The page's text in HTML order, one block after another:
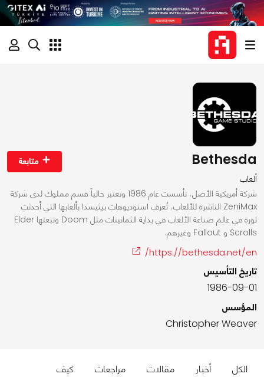
Bethesda
ألعاب
متابعة
شركة أمريكية الأصل، تأسست عام 1986 وتعتبر حالياً قسم مملوك لدى شركة
ZeniMax الناشرة للألعاب، تُعرف استوديوهات بيثيسدا بألعابها التي أحدثت
ثورة في عالم صناعة الألعاب في بداية الثمانينات مثل Doom وتبعتها Elder
Scrolls و Fallout وغيرهم.
https://bethesda.net/en/
تاريخ التأسيس
1986-09-01
المؤسس
Christopher Weaver
الكل أخبار مقالات مراجعات كيف